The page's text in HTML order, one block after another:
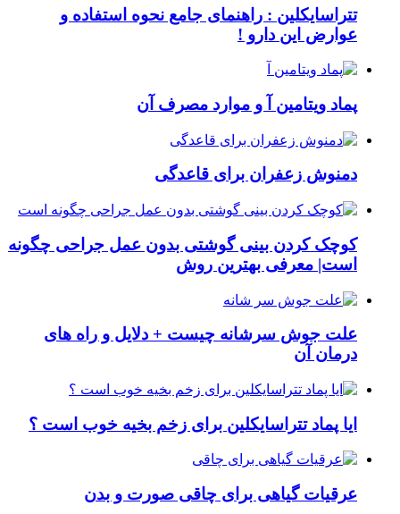
تتراسایکلین : راهنمای جامع نحوه استفاده و
عوارض این دارو !
پماد ویتامین آ و موارد مصرف آن
دمنوش زعفران برای قاعدگی
کوچک کردن بینی گوشتی بدون عمل جراحی چگونه
است| معرفی بهترین روش
علت جوش سرشانه چیست + دلایل و راه های
درمان آن
ایا پماد تتراسایکلین برای زخم بخیه خوب است ؟
عرقیات گیاهی برای چاقی صورت و بدن